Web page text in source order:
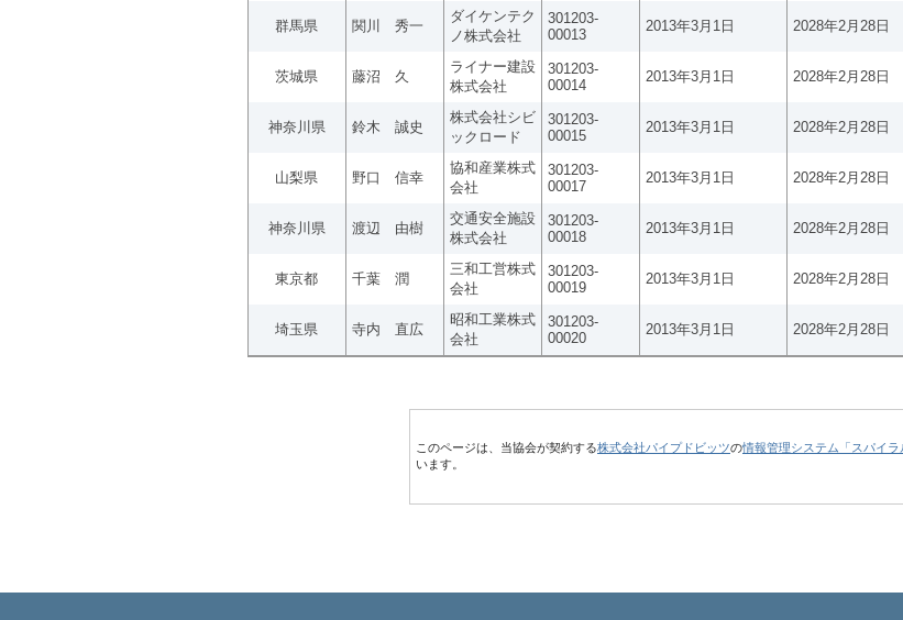
群馬県 関川 秀一
ダイケンテク
ノ株式会社
301203-
00013
2013年3月1日 2028年2月28日
茨城県 藤沼 久
ライナー建設
株式会社
301203-
00014
2013年3月1日 2028年2月28日
神奈川県 鈴木 誠史
株式会社シビ
ックロード
301203-
00015
2013年3月1日 2028年2月28日
山梨県 野口 信幸
協和産業株式
会社
301203-
00017
2013年3月1日 2028年2月28日
神奈川県 渡辺 由樹
交通安全施設
株式会社
301203-
00018
2013年3月1日 2028年2月28日
東京都 千葉 潤
三和工営株式
会社
301203-
00019
2013年3月1日 2028年2月28日
埼玉県 寺内 直広
昭和工業株式
会社
301203-
00020
2013年3月1日 2028年2月28日
このページは、当協会が契約する株式会社パイプドビッツの情報管理システム「スパイラ
います。